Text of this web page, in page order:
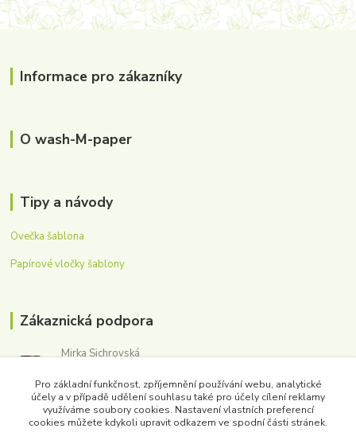
Informace pro zákazníky
O wash-M-paper
Tipy a návody
Ovečka šablona
Papírové vločky šablony
Zákaznická podpora
Mirka Sichrovská
(Po-Pá, 8-16 hod.)
obchod@washmpaper.cz
Pro základní funkčnost, zpříjemnění používání webu, analytické
účely a v případě udělení souhlasu také pro účely cílení reklamy
využíváme soubory cookies. Nastavení vlastních preferencí
cookies můžete kdykoli upravit odkazem ve spodní části stránek.